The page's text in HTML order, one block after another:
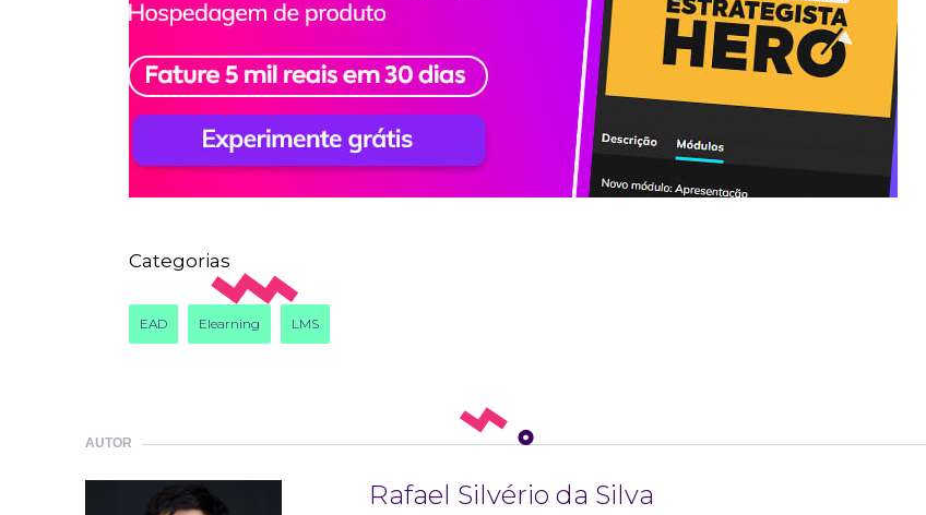
Categorias
EAD Elearning LMS
AUTOR
Rafael Silvério da Silva